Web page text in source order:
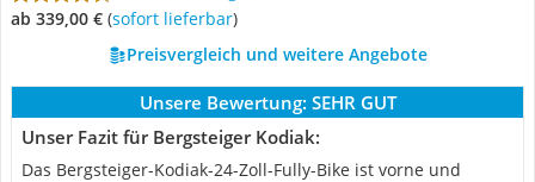
ab 339,00 € ( Sofort lieferbar)
Preisvergleich und weitere Angebote
Unsere Bewertung: SEHR GUT
Unser Fazit für Bergsteiger Kodiak:
Das Bergsteiger-Kodiak-24-Zoll-Fully-Bike ist vorne und